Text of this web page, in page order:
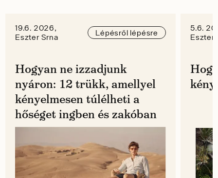
19.6. 2026,
Eszter Srna
Lépésről lépésre
Hogyan ne izzadjunk
nyáron: 12 trükk, amellyel
kényelmesen túlélheti a
hőséget ingben és zakóban
5.6.
Eszter